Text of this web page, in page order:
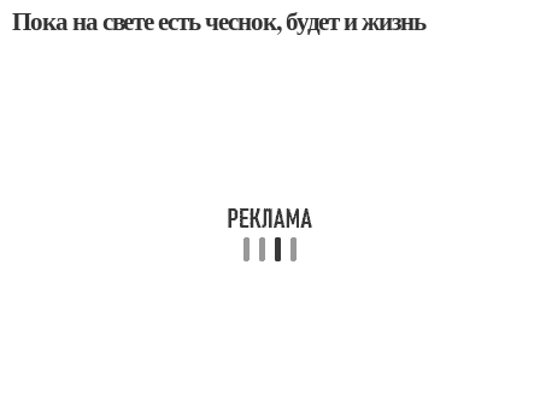
Пока на свете есть чеснок, будет и жизнь